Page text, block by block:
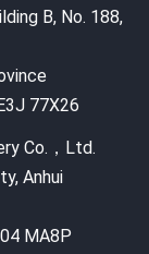
B, No. 188,
77X26
Co.，Ltd.
Anhui
MA8P